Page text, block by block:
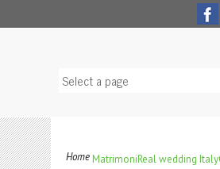
HomeMatrimoniReal wedding Italy